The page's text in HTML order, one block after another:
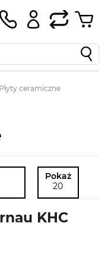
Płyty ceramiczne
Pokaż
20
KHC